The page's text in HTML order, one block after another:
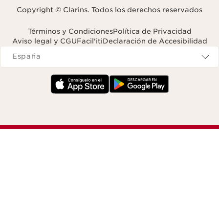
Copyright © Clarins. Todos los derechos reservados
Términos y CondicionesPolítica de Privacidad
Aviso legal y CGUFacil'itiDeclaración de Accesibilidad
Navigates to
España